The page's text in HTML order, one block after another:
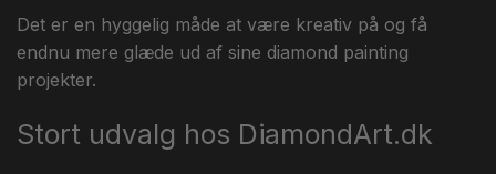
Det er en hyggelig måde at være kreativ på og få
endnu mere glæde ud af sine diamond painting
projekter.
Stort udvalg hos DiamondArt.dk